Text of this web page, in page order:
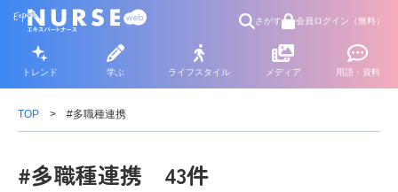
さがす 会員ログイン（無料）
トレンド 学ぶ ライフスタイル メディア 用語・資料
TOP #多職種連携
#多職種連携 43件